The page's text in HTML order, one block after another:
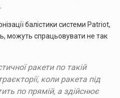
балістики системи Patriot,
можуть спрацьовувати не так
ракети по такій
коли ракета під
по прямій, а здійснює